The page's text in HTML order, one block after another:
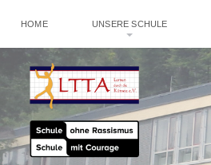
HOME UNSERE SCHULE